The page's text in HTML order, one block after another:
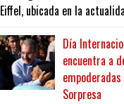
Eiffel, ubicada en la
Día
encuentra a
Sorpresa